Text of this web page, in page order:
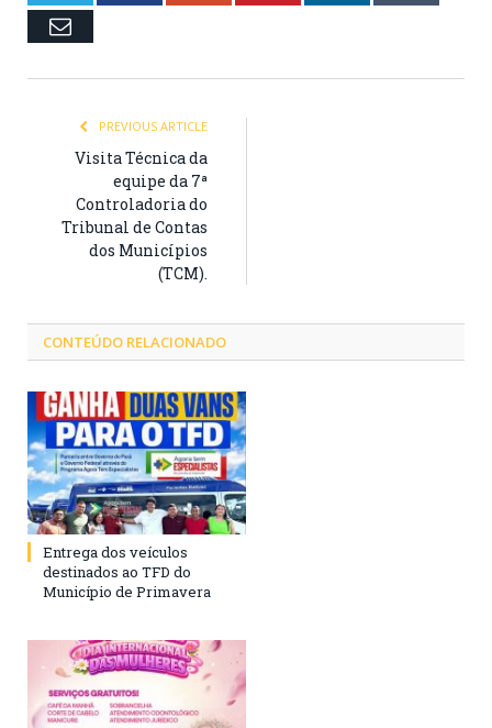
Email
PREVIOUS ARTICLE
Visita Técnica da
equipe da 7ª
Controladoria do
Tribunal de Contas
dos Municípios
(TCM).
CONTEÚDO RELACIONADO
Entrega dos veículos
destinados ao TFD do
Município de Primavera